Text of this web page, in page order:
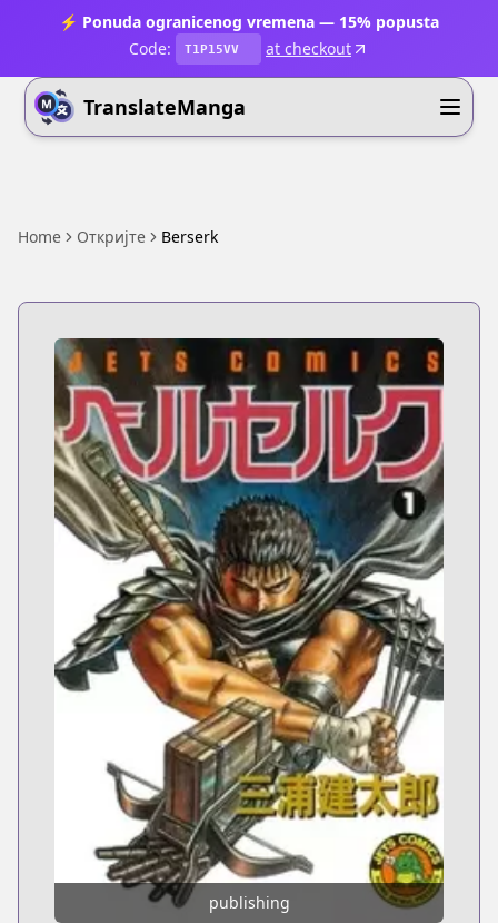
⚡ Ponuda ogranicenog vremena — 15% popusta
Code:
T1P15VV at checkout
TranslateManga
Home Откријте Berserk
publishing